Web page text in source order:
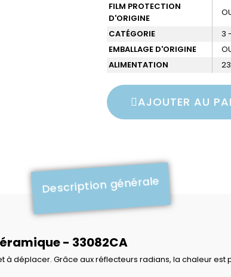
FILM PROTECTION
D'ORIGINE
CATÉGORIE
3
EMBALLAGE D'ORIGINE
ALIMENTATION
AJOUTER AU
Description générale
- 33082CA
déplacer. Grâce aux réflecteurs radians, la chaleur est